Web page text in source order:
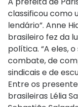
classificou como
lendário”. Anne
brasileiro fez da
política. “A eles,
combate, de
sindicais e de
Entre os
brasileiras Lélia